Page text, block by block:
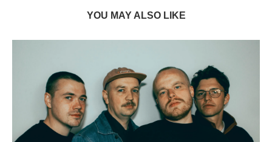
YOU MAY ALSO LIKE